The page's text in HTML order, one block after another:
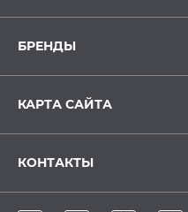
БРЕНДЫ
КАРТА САЙТА
КОНТАКТЫ